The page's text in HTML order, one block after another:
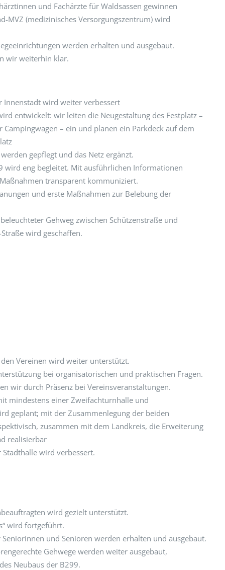
und Fachärzte für Waldsassen gewinnen
MVZ (medizinisches Versorgungszentrum) wird
werden erhalten und ausgebaut.
wir weiterhin klar.
Innenstadt wird weiter verbessert
entwickelt: wir leiten die Neugestaltung des Festplatz –
– ein und planen ein Parkdeck auf dem
gepflegt und das Netz ergänzt.
wird eng begleitet. Mit ausführlichen Informationen
transparent kommuniziert.
und erste Maßnahmen zur Belebung der
Gehweg zwischen Schützenstraße und
wird geschaffen.
Vereinen wird weiter unterstützt.
bei organisatorischen und praktischen Fragen.
wir durch Präsenz bei Vereinsveranstaltungen.
mindestens einer Zweifachturnhalle und
geplant; mit der Zusammenlegung der beiden
zusammen mit dem Landkreis, die Erweiterung
realisierbar
Stadthalle wird verbessert.
wird gezielt unterstützt.
wird fortgeführt.
und Senioren werden erhalten und ausgebaut.
Gehwege werden weiter ausgebaut,
Neubaus der B299.